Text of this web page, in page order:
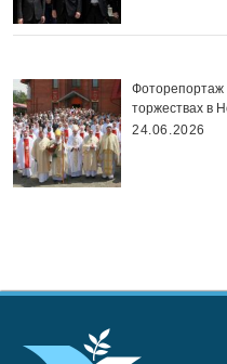
Фоторепортаж
торжествах в
24.06.2026